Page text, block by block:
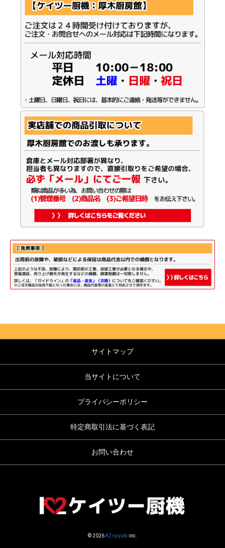
サイトマップ
当サイトについて
プライバシーポリシー
特定商取引法に基づく表記
お問い合わせ
© 2026 K2 cyuuki inc.